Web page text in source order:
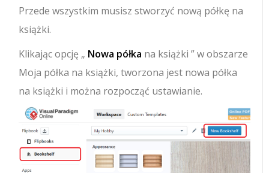
Przede wszystkim musisz stworzyć nową półkę na
książki.
Klikając opcję „ Nowa półka na książki ” w obszarze
Moja półka na książki, tworzona jest nowa półka
na książki i można rozpocząć ustawianie.